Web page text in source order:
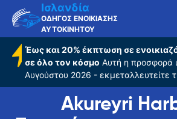
Ισλανδία
ΟΔΗΓΟΣ ΕΝΟΙΚΙΑΣΗΣ
ΑΥΤΟΚΙΝΗΤΟΥ
Έως και 20% έκπτωση σε
σε όλο τον κόσμο Αυτή η προσφορά
Αυγούστου 2026 - εκμεταλλευτείτε
Akureyri